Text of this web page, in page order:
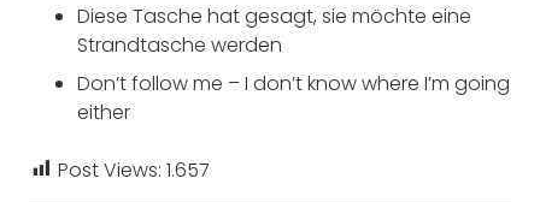
Diese Tasche hat gesagt, sie möchte eine
Strandtasche werden
Don’t follow me – I don’t know where I’m going
either
Post Views: 1.657